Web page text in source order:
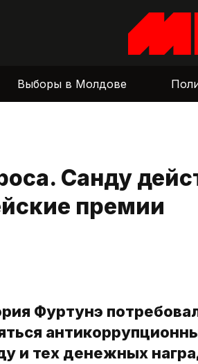
Выборы в Молдове
Санду
премии
Фуртунэ
и тех денежных